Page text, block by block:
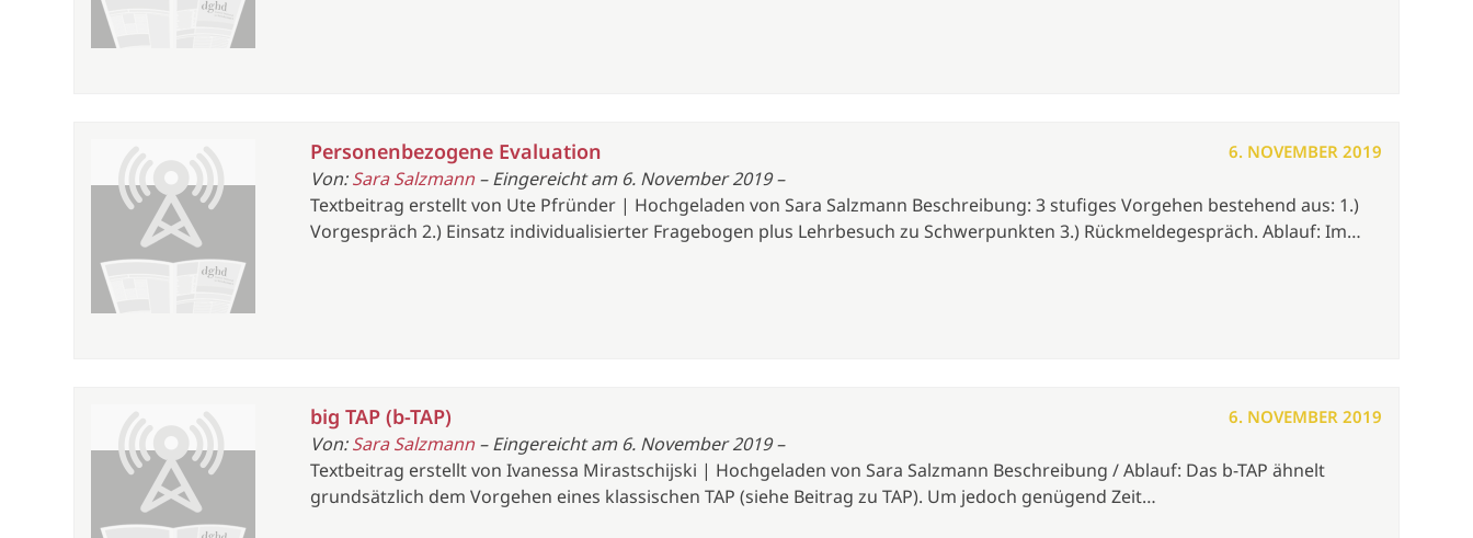
6. NOVEMBER 2019
Personenbezogene Evaluation
Von:Sara Salzmann – Eingereicht am 6. November 2019 –
Textbeitrag erstellt von Ute Pfründer | Hochgeladen von Sara Salzmann Beschreibung: 3 stufiges Vorgehen bestehend aus: 1.)
Vorgespräch 2.) Einsatz individualisierter Fragebogen plus Lehrbesuch zu Schwerpunkten 3.) Rückmeldegespräch. Ablauf: Im…
6. NOVEMBER 2019
big TAP (b-TAP)
Von:Sara Salzmann – Eingereicht am 6. November 2019 –
Textbeitrag erstellt von Ivanessa Mirastschijski | Hochgeladen von Sara Salzmann Beschreibung / Ablauf: Das b-TAP ähnelt
grundsätzlich dem Vorgehen eines klassischen TAP (siehe Beitrag zu TAP). Um jedoch genügend Zeit…